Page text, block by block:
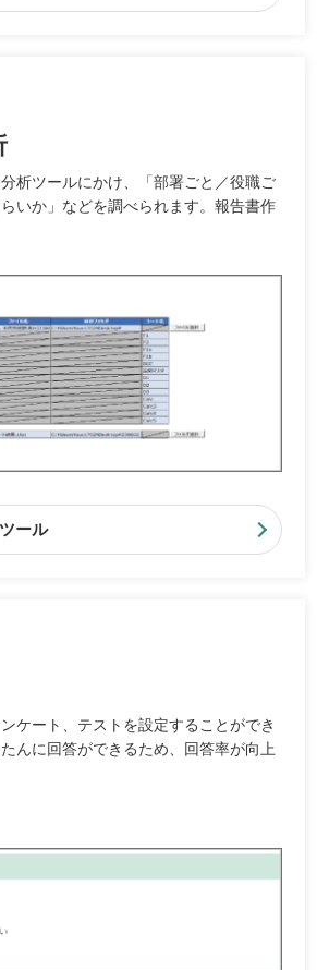
析ツールにかけ、「部署ごと／役職ご
いか」などを調べられます。報告書作
ール
ケート、テストを設定することができ
んに回答ができるため、回答率が向上